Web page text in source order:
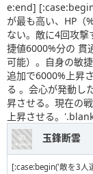
e:end]
が最も高い、HP（
ない。敵に4回攻
捷値6000%分の 貫
可能）。自身の敏
追加で6000%上昇
る 。会心が発動し
昇させる。現在の
上昇させる。
玉鋒断雲
[:case:begin('敵を3人